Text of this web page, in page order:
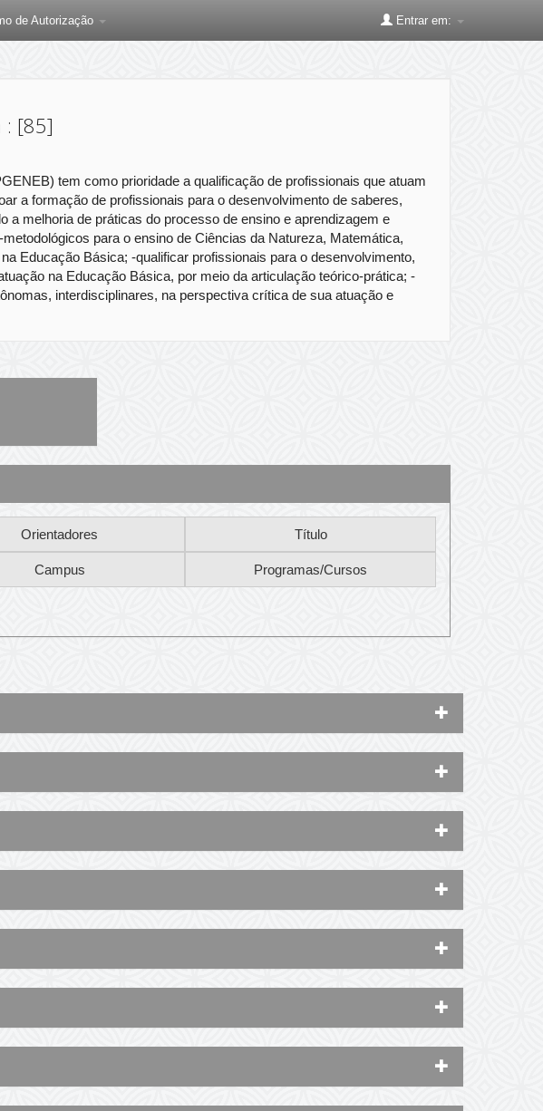
de Autorização Entrar em:
: [85]
tem como prioridade a qualificação de profissionais que atuam
a formação de profissionais para o desenvolvimento de saberes,
melhoria de práticas do processo de ensino e aprendizagem e
para o ensino de Ciências da Natureza, Matemática,
Educação Básica; -qualificar profissionais para o desenvolvimento,
na Educação Básica, por meio da articulação teórico-prática; -
interdisciplinares, na perspectiva crítica de sua atuação e